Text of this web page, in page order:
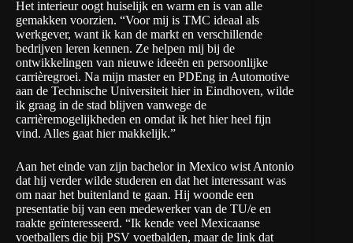
Het interieur oogt huiselijk en warm en is van alle
gemakken voorzien. “Voor mij is TMC ideaal als
werkgever, want ik kan de markt en verschillende
bedrijven leren kennen. Ze helpen mij bij de
ontwikkelingen van nieuwe ideeën en persoonlijke
carrièregroei. Na mijn master en PDEng in Automotive
aan de Technische Universiteit hier in Eindhoven, wilde
ik graag in de stad blijven vanwege de
carrièremogelijkheden en omdat ik het hier heel fijn
vind. Alles gaat hier makkelijk.”
Aan het einde van zijn bachelor in Mexico wist Antonio
dat hij verder wilde studeren en dat het interessant was
om naar het buitenland te gaan. Hij woonde een
presentatie bij van een medewerker van de TU/e en
raakte geïnteresseerd. “Ik kende veel Mexicaanse
voetballers die bij PSV voetbalden, maar de link dat